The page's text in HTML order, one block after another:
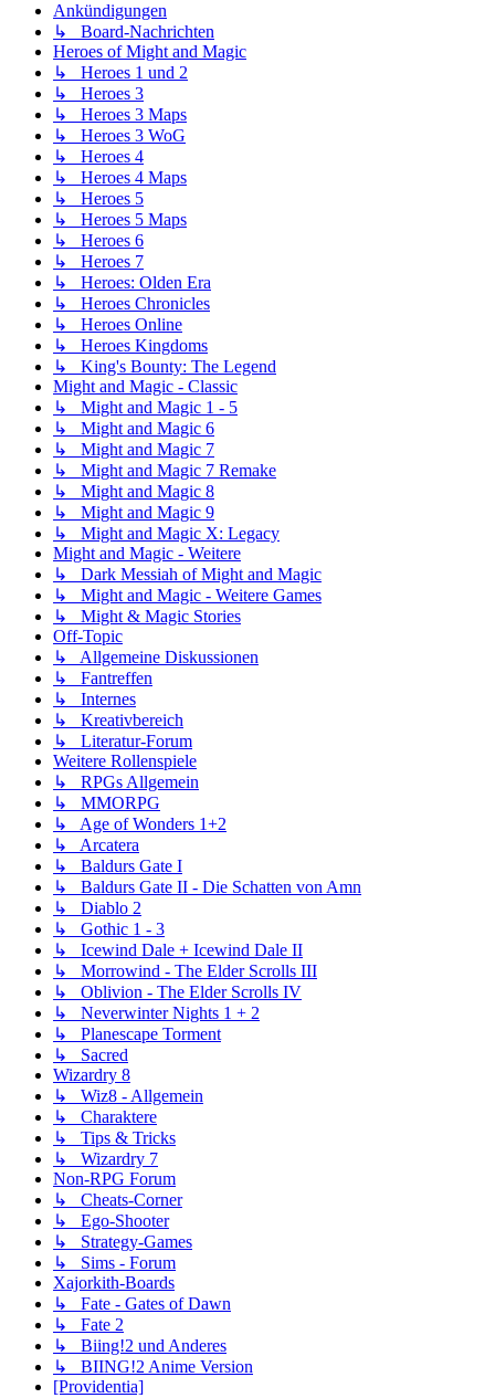
Ankündigungen
↳ Board-Nachrichten
Heroes of Might and Magic
↳ Heroes 1 und 2
↳ Heroes 3
↳ Heroes 3 Maps
↳ Heroes 3 WoG
↳ Heroes 4
↳ Heroes 4 Maps
↳ Heroes 5
↳ Heroes 5 Maps
↳ Heroes 6
↳ Heroes 7
↳ Heroes: Olden Era
↳ Heroes Chronicles
↳ Heroes Online
↳ Heroes Kingdoms
↳ King's Bounty: The Legend
Might and Magic - Classic
↳ Might and Magic 1 - 5
↳ Might and Magic 6
↳ Might and Magic 7
↳ Might and Magic 7 Remake
↳ Might and Magic 8
↳ Might and Magic 9
↳ Might and Magic X: Legacy
Might and Magic - Weitere
↳ Dark Messiah of Might and Magic
↳ Might and Magic - Weitere Games
↳ Might & Magic Stories
Off-Topic
↳ Allgemeine Diskussionen
↳ Fantreffen
↳ Internes
↳ Kreativbereich
↳ Literatur-Forum
Weitere Rollenspiele
↳ RPGs Allgemein
↳ MMORPG
↳ Age of Wonders 1+2
↳ Arcatera
↳ Baldurs Gate I
↳ Baldurs Gate II - Die Schatten von Amn
↳ Diablo 2
↳ Gothic 1 - 3
↳ Icewind Dale + Icewind Dale II
↳ Morrowind - The Elder Scrolls III
↳ Oblivion - The Elder Scrolls IV
↳ Neverwinter Nights 1 + 2
↳ Planescape Torment
↳ Sacred
Wizardry 8
↳ Wiz8 - Allgemein
↳ Charaktere
↳ Tips & Tricks
↳ Wizardry 7
Non-RPG Forum
↳ Cheats-Corner
↳ Ego-Shooter
↳ Strategy-Games
↳ Sims - Forum
Xajorkith-Boards
↳ Fate - Gates of Dawn
↳ Fate 2
↳ Biing!2 und Anderes
↳ BIING!2 Anime Version
[Providentia]